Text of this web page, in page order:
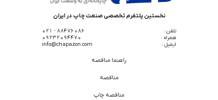
نخستین پلتفرم تخصصی صنعت چاپ در ایران
تلفن :
88476086 - 021
همراه :
09232094470
ایمیل :
info@chapazon.com
راهنما مناقصه
مناقصه
مناقصه چاپ